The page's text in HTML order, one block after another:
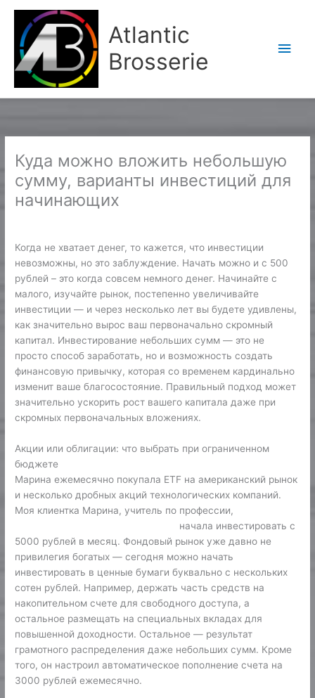
contenu
Atlantic
Brosserie
Куда можно вложить небольшую
сумму, варианты инвестиций для
начинающих
Когда не хватает денег, то кажется, что инвестиции
невозможны, но это заблуждение. Начать можно и с 500
рублей – это когда совсем немного денег. Начинайте с
малого, изучайте рынок, постепенно увеличивайте
инвестиции — и через несколько лет вы будете удивлены,
как значительно вырос ваш первоначально скромный
капитал. Инвестирование небольших сумм — это не
просто способ заработать, но и возможность создать
финансовую привычку, которая со временем кардинально
изменит ваше благосостояние. Правильный подход может
значительно ускорить рост вашего капитала даже при
скромных первоначальных вложениях.
Акции или облигации: что выбрать при ограниченном
бюджете
Марина ежемесячно покупала ETF на американский рынок
и несколько дробных акций технологических компаний.
Моя клиентка Марина, учитель по профессии,
начала инвестировать с
5000 рублей в месяц. Фондовый рынок уже давно не
привилегия богатых — сегодня можно начать
инвестировать в ценные бумаги буквально с нескольких
сотен рублей. Например, держать часть средств на
накопительном счете для свободного доступа, а
остальное размещать на специальных вкладах для
повышенной доходности. Остальное — результат
грамотного распределения даже небольших сумм. Кроме
того, он настроил автоматическое пополнение счета на
3000 рублей ежемесячно.